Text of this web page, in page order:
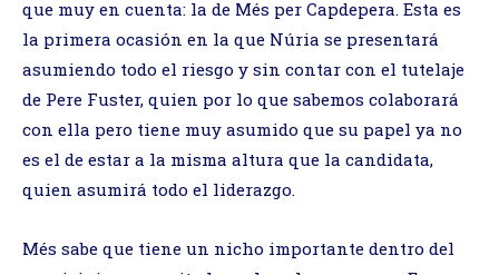
que muy en cuenta: la de Més per Capdepera. Esta es
la primera ocasión en la que Núria se presentará
asumiendo todo el riesgo y sin contar con el tutelaje
de Pere Fuster, quien por lo que sabemos colaborará
con ella pero tiene muy asumido que su papel ya no
es el de estar a la misma altura que la candidata,
quien asumirá todo el liderazgo.
Més sabe que tiene un nicho importante dentro del